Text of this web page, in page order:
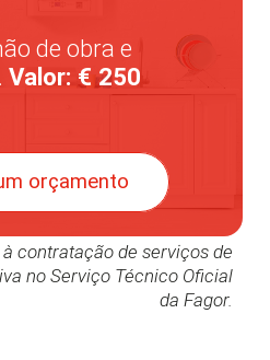
de obra e
Valor: € 250
orçamento
contratação de serviços de
no Serviço Técnico Oficial
da Fagor.